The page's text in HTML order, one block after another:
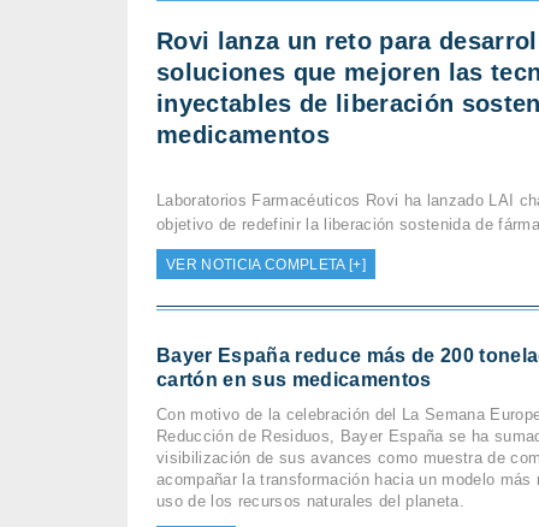
Rovi lanza un reto para
soluciones que mejoren las
inyectables de liberación
medicamentos
Laboratorios Farmacéuticos Rovi ha lanzado LAI
objetivo de redefinir la liberación sostenida de
VER NOTICIA COMPLETA [+]
Bayer España reduce más de 200
cartón en sus medicamentos
Con motivo de la celebración del La Semana
Reducción de Residuos, Bayer España se ha
visibilización de sus avances como muestra de
acompañar la transformación hacia un modelo más
uso de los recursos naturales del planeta.